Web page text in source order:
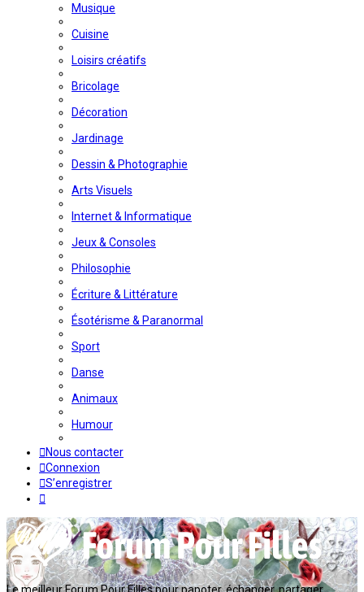
Musique
Cuisine
Loisirs créatifs
Bricolage
Décoration
Jardinage
Dessin & Photographie
Arts Visuels
Internet & Informatique
Jeux & Consoles
Philosophie
Écriture & Littérature
Ésotérisme & Paranormal
Sport
Danse
Animaux
Humour
Nous contacter
Connexion
S’enregistrer